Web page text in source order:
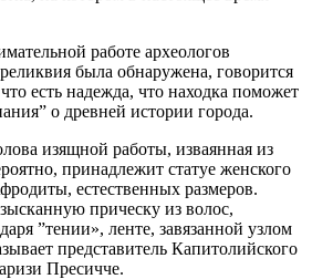
работе археологов
была обнаружена, говорится
есть надежда, что находка поможет
о древней истории города.
изящной работы, изваянная из
принадлежит статуе женского
естественных размеров.
прическу из волос,
”тении», ленте, завязанной узлом
представитель Капитолийского
Пресичче.